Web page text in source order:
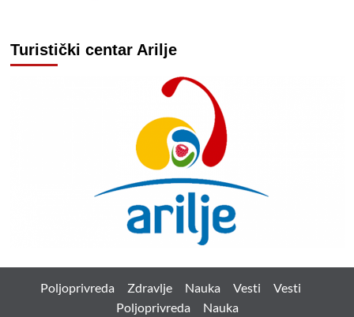
Turistički centar Arilje
Poljoprivreda Zdravlje Nauka Vesti
Vesti
Poljoprivreda
Nauka